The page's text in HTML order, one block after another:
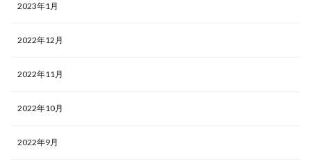
2023年1月
2022年12月
2022年11月
2022年10月
2022年9月